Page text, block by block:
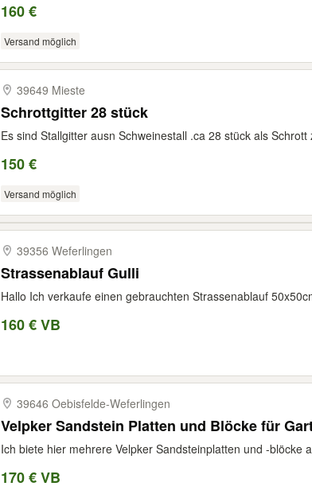
160 €
Versand möglich
39649 Mieste
Schrottgitter 28 stück
Es sind Stallgitter ausn Schweinestall .ca 28 stück als
150 €
Versand möglich
39356 Weferlingen
Strassenablauf Gulli
Hallo Ich verkaufe einen gebrauchten Strassenablauf
160 € VB
39646 Oebisfelde-​Weferlingen
Velpker Sandstein Platten und Blöcke für
Ich biete hier mehrere Velpker Sandsteinplatten und -blöcke
170 € VB